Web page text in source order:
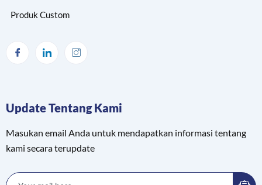
Produk Custom
Update Tentang Kami
Masukan email Anda untuk mendapatkan informasi tentang
kami secara terupdate